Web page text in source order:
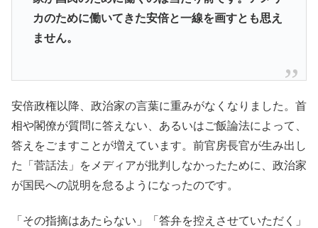
カのために働いてきた安倍と一線を画すとも思え
ません。
安倍政権以降、政治家の言葉に重みがなくなりました。首
相や閣僚が質問に答えない、あるいはご飯論法によって、
答えをごますことが増えています。前官房長官が生み出し
た「菅話法」をメディアが批判しなかったために、政治家
が国民への説明を怠るようになったのです。
「その指摘はあたらない」「答弁を控えさせていただく」